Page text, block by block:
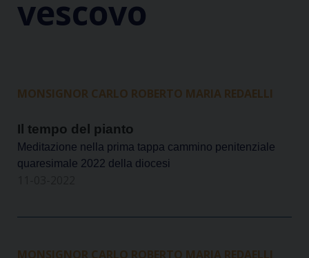
vescovo
MONSIGNOR CARLO ROBERTO MARIA REDAELLI
Il tempo del pianto
Meditazione nella prima tappa cammino penitenziale
quaresimale 2022 della diocesi
MONSIGNOR CARLO ROBERTO MARIA REDAELLI